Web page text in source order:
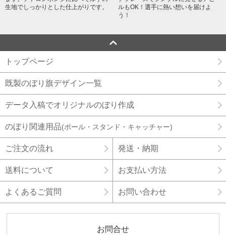
生地でしっかりとした仕上がりです。
ルもOK！選手に熱い想いを届けよ
う！
トップページ
既製のぼり旗デザイン一覧
データ入稿でオリジナルのぼり作成
のぼり関連用品(ポール・スタンド・キャッチャー)
ご注文の流れ 発送・納期
送料について お支払い方法
よくあるご質問 お問い合わせ
お問合せ